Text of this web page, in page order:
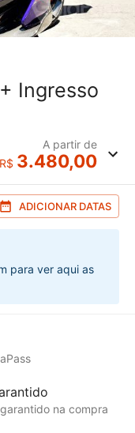
Ingresso
A partir de
R$ 3.480,00
ADICIONAR DATAS
para ver aqui as
na compra